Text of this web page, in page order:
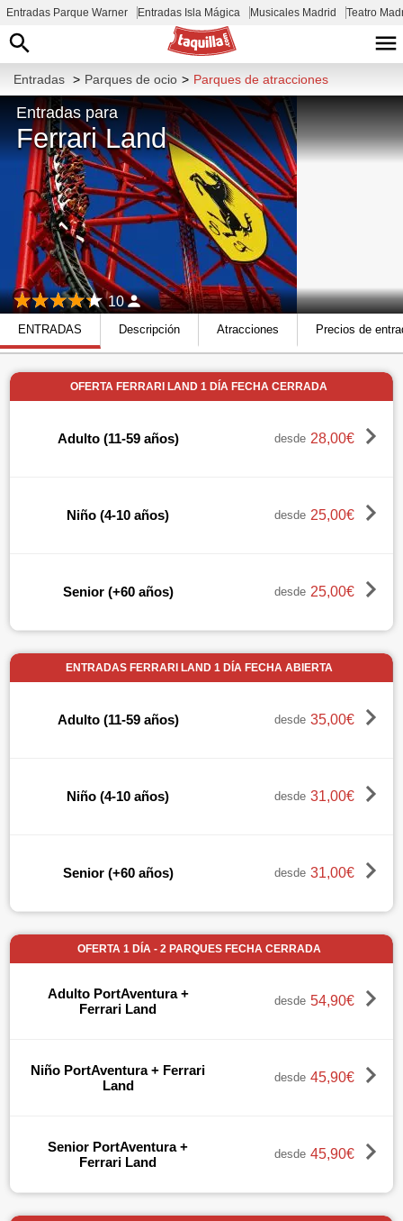
Entradas Parque Warner Entradas Isla Mágica Musicales Madrid Teatro
Entradas > Parques de ocio > Parques de atracciones
Entradas para
Ferrari Land
10
ENTRADAS Descripción Atracciones Precios de
OFERTA FERRARI LAND 1 DÍA FECHA CERRADA
Adulto (11-59 años) desde 28,00€
Niño (4-10 años) desde 25,00€
Senior (+60 años) desde 25,00€
ENTRADAS FERRARI LAND 1 DÍA FECHA ABIERTA
Adulto (11-59 años) desde 35,00€
Niño (4-10 años) desde 31,00€
Senior (+60 años) desde 31,00€
OFERTA 1 DÍA - 2 PARQUES FECHA CERRADA
Adulto PortAventura +
Ferrari Land
desde 54,90€
Niño PortAventura + Ferrari
Land
desde 45,90€
Senior PortAventura +
Ferrari Land
desde 45,90€